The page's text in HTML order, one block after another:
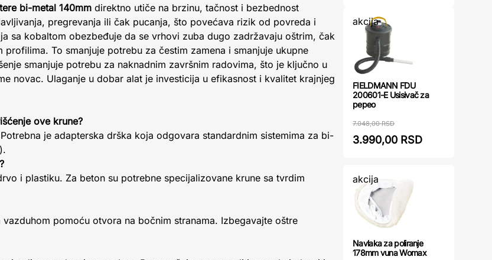
bi-metal 140mm direktno utiče na brzinu, tačnost i bezbednost
pregrevanja ili čak pucanja, što povećava rizik od povreda i
sa kobaltom obezbeđuje da se vrhovi zuba dugo zadržavaju oštrim, čak
To smanjuje potrebu za čestim zamena i smanjuje ukupne
smanjuje potrebu za naknadnim završnim radovima, što je ključno u
novac. Ulaganje u dobar alat je investicija u efikasnost i kvalitet krajnjeg
ove krune?
je adapterska drška koja odgovara standardnim sistemima za bi-
i plastiku. Za beton su potrebne specijalizovane krune sa tvrdim
pomoću otvora na bočnim stranama. Izbegavajte oštre
akcija
FIELDMANN FDU
200601-E Usisivač za
pepeo
7.048,00 RSD
3.990,00 RSD
akcija
Navlaka za poliranje
178mm vuna Womax